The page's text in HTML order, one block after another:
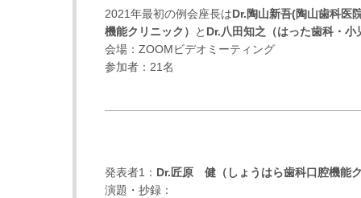
2021年最初の例会座長はDr.陶山新吾(陶山歯科医
機能クリニック ） と Dr.八田知之 （はった歯科・小
会場：ZOOMビデオミーティング
参加者： 21名
発表者1： Dr.匠原 健 （ しょうはら歯科口腔機能
演題・抄録：